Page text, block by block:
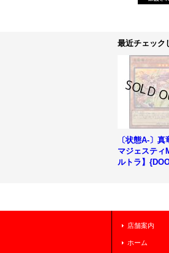
最近チェック
〔状態A-〕真
マジェスティ
ルトラ】
店舗案内
ホーム